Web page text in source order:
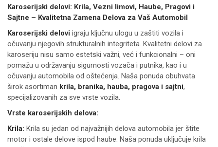
Karoserijski delovi: Krila, Vezni limovi, Haube, Pragovi i
Sajtne – Kvalitetna Zamena Delova za Vaš Automobil
Karoserijski delovi igraju ključnu ulogu u zaštiti vozila i
očuvanju njegovih strukturalnih integriteta. Kvalitetni delovi za
karoseriju nisu samo estetski važni, već i funkcionalni – oni
pomažu u održavanju sigurnosti vozača i putnika, kao i u
očuvanju automobila od oštećenja. Naša ponuda obuhvata
širok asortiman krila, branika, hauba, pragova i sajtni,
specijalizovanih za sve vrste vozila.
Vrste karoserijskih delova:
Krila: Krila su jedan od najvažnijih delova automobila jer štite
motor i ostale delove ispod haube. Naša ponuda uključuje krila